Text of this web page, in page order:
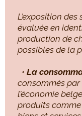
L’exposition
évaluée en
production de
possibles de la
• La
consommés par
l’économie
produits